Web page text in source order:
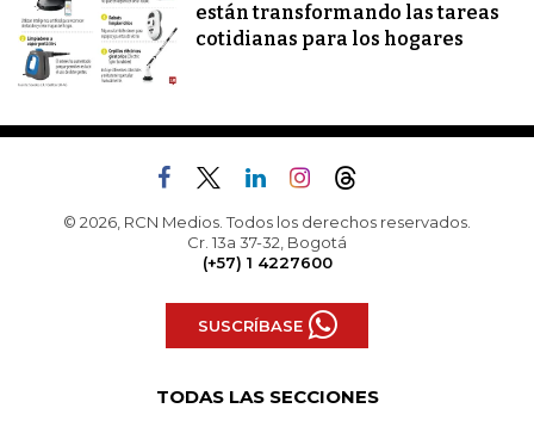
están transformando las tareas
cotidianas para los hogares
© 2026, RCN Medios. Todos los derechos reservados.
Cr. 13a 37-32, Bogotá
(+57) 1 4227600
SUSCRÍBASE
TODAS LAS SECCIONES